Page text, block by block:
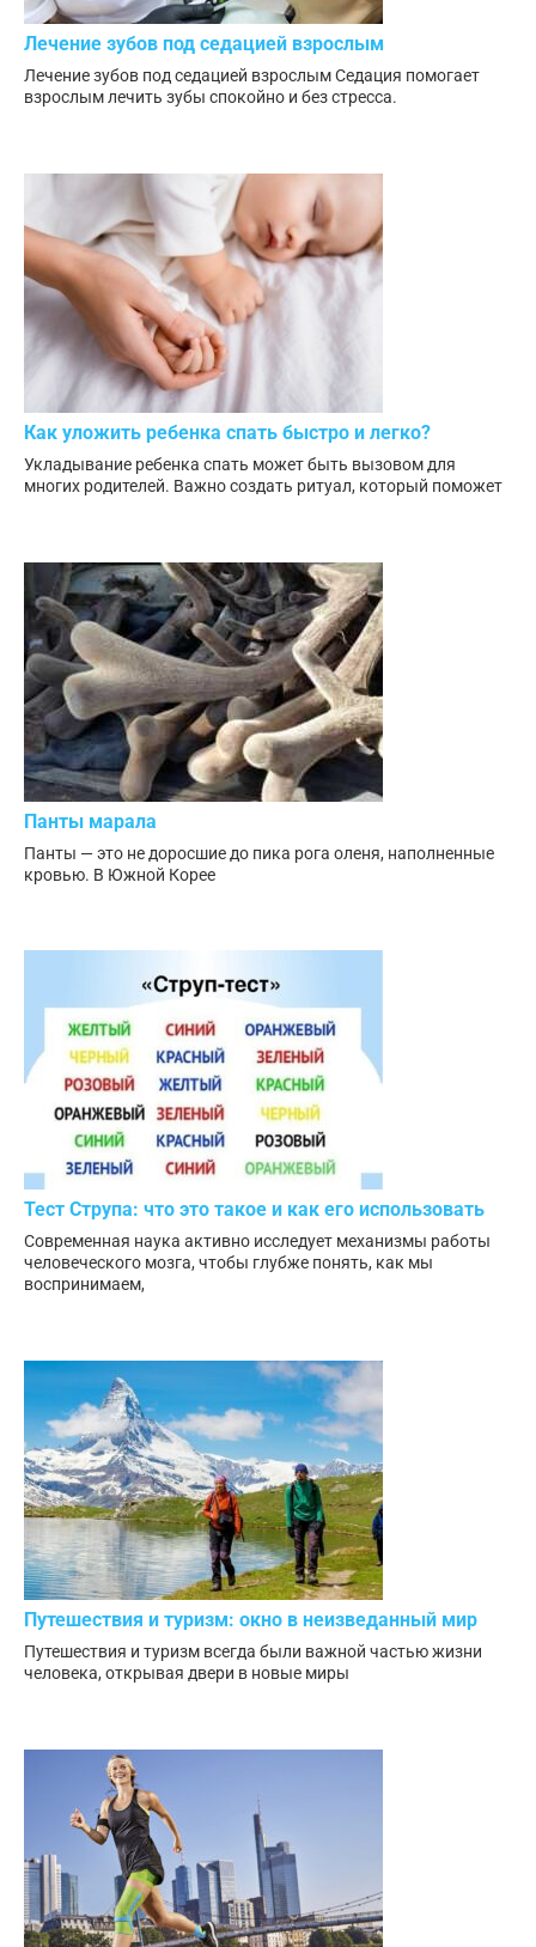
Лечение зубов под седацией взрослым
Лечение зубов под седацией взрослым Седация помогает
взрослым лечить зубы спокойно и без стресса.
Как уложить ребенка спать быстро и легко?
Укладывание ребенка спать может быть вызовом для
многих родителей. Важно создать ритуал, который поможет
Панты марала
Панты — это не доросшие до пика рога оленя, наполненные
кровью. В Южной Корее
Тест Струпа: что это такое и как его использовать
Современная наука активно исследует механизмы работы
человеческого мозга, чтобы глубже понять, как мы
воспринимаем,
Путешествия и туризм: окно в неизведанный мир
Путешествия и туризм всегда были важной частью жизни
человека, открывая двери в новые миры